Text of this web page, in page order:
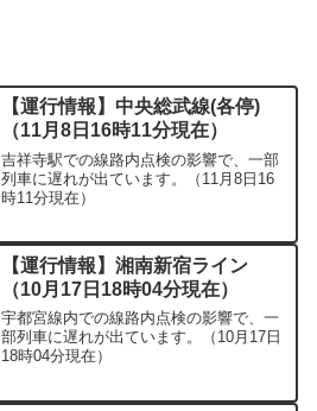
【運行情報】中央総武線(各停)
（11月8日16時11分現在）
吉祥寺駅での線路内点検の影響で、一部
列車に遅れが出ています。（11月8日16
時11分現在）
【運行情報】湘南新宿ライン
（10月17日18時04分現在）
宇都宮線内での線路内点検の影響で、一
部列車に遅れが出ています。（10月17日
18時04分現在）